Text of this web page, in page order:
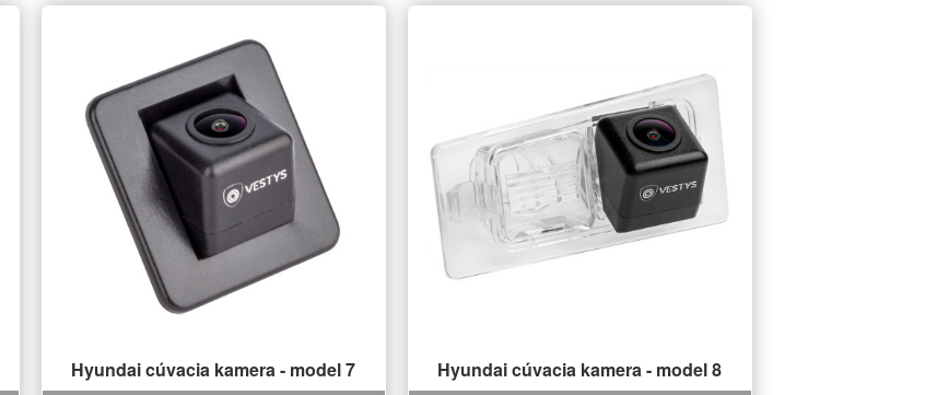
Hyundai cúvacia kamera - model 7 Hyundai cúvacia kamera - model 8